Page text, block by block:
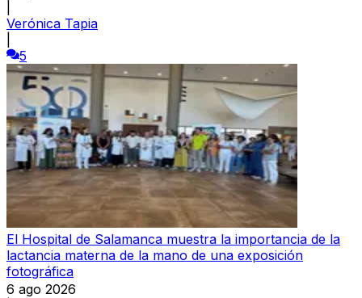
Verónica Tapia
5
El Hospital de Salamanca muestra la importancia de la
lactancia materna de la mano de una exposición
fotográfica
6 ago 2026